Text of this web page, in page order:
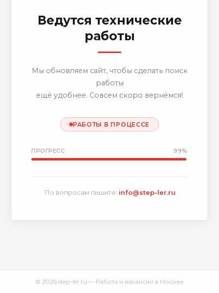
Ведутся технические
работы
Мы обновляем сайт, чтобы сделать поиск
работы
ещё удобнее. Совсем скоро вернёмся!
РАБОТЫ В ПРОЦЕССЕ
ПРОГРЕСС 99%
По вопросам пишите: info@step-ler.ru
© 2026 step-ler.ru — Работа и вакансии в Москве